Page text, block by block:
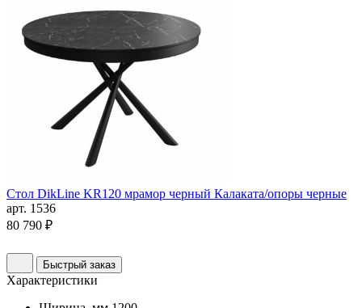
Стол DikLine KR120 мрамор черный Калаката/опоры черные
арт. 1536
80 790 ₽
Быстрый заказ
Характеристики